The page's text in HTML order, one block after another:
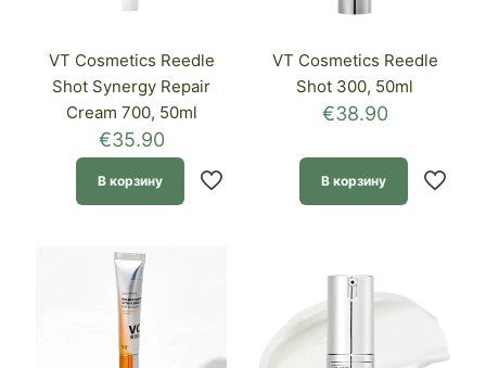
VT Cosmetics Reedle
Shot Synergy Repair
Cream 700, 50ml
€35.90
В корзину
VT Cosmetics Reedle
Shot 300, 50ml
€38.90
В корзину